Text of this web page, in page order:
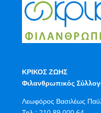
ΚΡΙΚΟΣ ΖΩΗΣ
Φιλανθρωπικός
Λεωφόρος Βασιλέως